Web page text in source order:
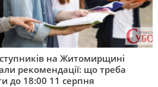
на Житомирщині
рекомендації: що треба
до 18:00 11 серпня